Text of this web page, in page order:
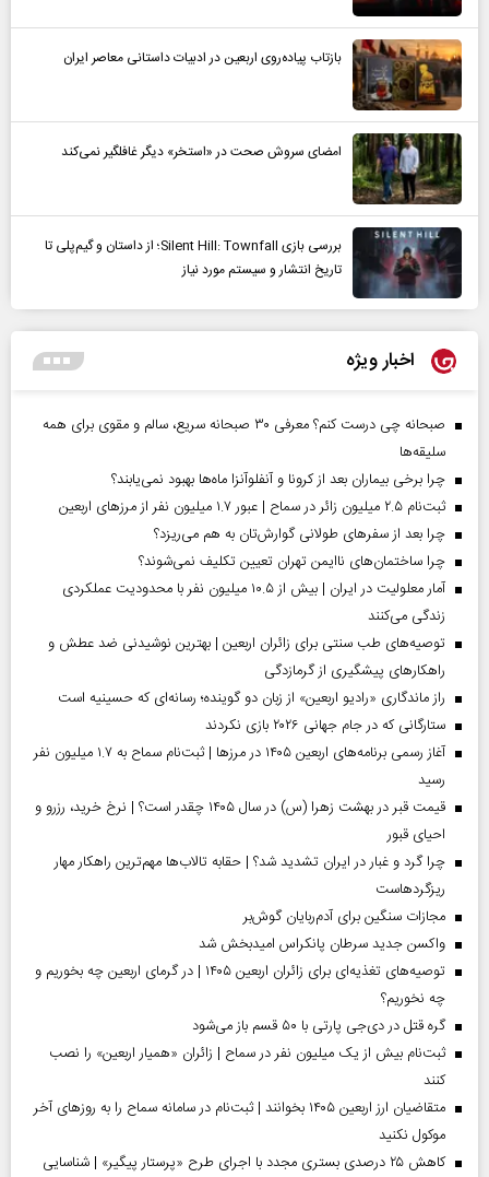
بازتاب پیاده‌روی اربعین در ادبیات داستانی معاصر ایران
امضای سروش صحت در «استخر» دیگر غافلگیر نمی‌کند
بررسی بازی Silent Hill: Townfall؛ از داستان و گیم‌پلی تا
تاریخ انتشار و سیستم مورد نیاز
اخبار ویژه
صبحانه چی درست کنم؟ معرفی ۳۰ صبحانه سریع، سالم و مقوی برای همه
سلیقه‌ها
چرا برخی بیماران بعد از کرونا و آنفلوآنزا ماه‌ها بهبود نمی‌یابند؟
ثبت‌نام ۲.۵ میلیون زائر در سماح | عبور ۱.۷ میلیون نفر از مرز‌های اربعین
چرا بعد از سفرهای طولانی گوارش‌تان به هم می‌ریزد؟
چرا ساختمان‌های ناایمن تهران تعیین تکلیف نمی‌شوند؟
آمار معلولیت در ایران | بیش از ۱۰.۵ میلیون نفر با محدودیت عملکردی
زندگی می‌کنند
توصیه‌های طب سنتی برای زائران اربعین | بهترین نوشیدنی ضد عطش و
راهکارهای پیشگیری از گرمازدگی
راز ماندگاری «رادیو اربعین» از زبان دو گوینده؛ رسانه‌ای که حسینیه است
ستارگانی که در جام جهانی ۲۰۲۶ بازی نکردند
آغاز رسمی برنامه‌های اربعین ۱۴۰۵ در مرز‌ها | ثبت‌نام سماح به ۱.۷ میلیون نفر
رسید
قیمت قبر در بهشت زهرا (س) در سال ۱۴۰۵ چقدر است؟ | نرخ خرید، رزرو و
احیای قبور
چرا گرد و غبار در ایران تشدید شد؟ | حقابه تالاب‌ها مهم‌ترین راهکار مهار
ریزگردهاست
مجازات سنگین برای آدم‌ربایان گوش‌بر
واکسن جدید سرطان پانکراس امیدبخش شد
توصیه‌های تغذیه‌ای برای زائران اربعین ۱۴۰۵ | در گرمای اربعین چه بخوریم و
چه نخوریم؟
گره قتل در دی‌جی پارتی با ۵۰ قسم باز می‌شود
ثبت‌نام بیش از یک میلیون نفر در سماح | زائران «همیار اربعین» را نصب
کنند
متقاضیان ارز اربعین ۱۴۰۵ بخوانند | ثبت‌نام در سامانه سماح را به روز‌های آخر
موکول نکنید
کاهش ۲۵ درصدی بستری مجدد با اجرای طرح «پرستار پیگیر» | شناسایی